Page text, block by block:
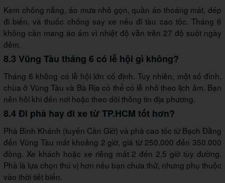
Kem chống nắng, áo mưa nhỏ gọn, quần áo thoáng mát, dép
đi biển, và thuốc chống say xe nếu đi tàu cao tốc. Tháng 6
không cần mang áo ấm vì nhiệt độ vẫn trên 27 độ suốt ngày
đêm.
8.3 Vũng Tàu tháng 6 có lễ hội gì không?
Tháng 6 không có lễ hội lớn cố định. Tuy nhiên, một số đình,
chùa ở Vũng Tàu và Bà Rịa có thể có lễ nhỏ theo lịch âm. Bạn
nên hỏi khi đến nơi hoặc theo dõi thông tin địa phương.
8.4 Đi phà hay đi xe từ TP.HCM tốt hơn?
Phà Bình Khánh (tuyến Cần Giờ) và phà cao tốc từ Bạch Đằng
đến Vũng Tàu mất khoảng 2 giờ, giá từ 250.000 đến 350.000
đồng. Xe khách hoặc xe riêng mất 2 đến 2,5 giờ tùy đường.
Phà là lựa chọn thú vị hơn nếu bạn chưa thử, nhưng phụ thuộc
vào thời tiết biển.